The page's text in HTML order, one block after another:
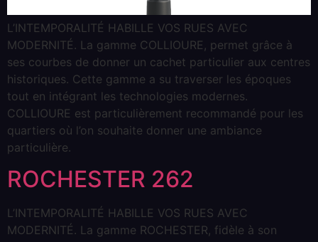
L’INTEMPORALITÉ HABILLE VOS RUES AVEC
MODERNITÉ. La gamme COLLIOURE, permet grâce à
ses courbes de donner un cachet particulier aux centres
historiques. Cette gamme a su traverser les époques
tout en intégrant les technologies modernes.
COLLIOURE est particulièrement recommandé pour les
quartiers où l’on souhaite donner une ambiance
particulière.
ROCHESTER 262
L’INTEMPORALITÉ HABILLE VOS RUES AVEC
MODERNITÉ. La gamme ROCHESTER, fidèle à son